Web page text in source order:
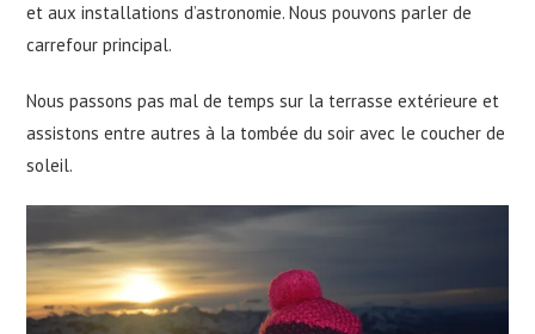
et aux installations d’astronomie. Nous pouvons parler de
carrefour principal.
Nous passons pas mal de temps sur la terrasse extérieure et
assistons entre autres à la tombée du soir avec le coucher de
soleil.